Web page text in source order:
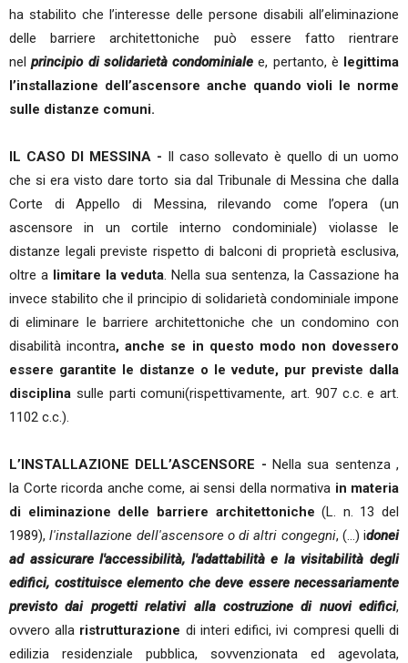
ha stabilito che l’interesse delle persone disabili all’eliminazione
delle barriere architettoniche può essere fatto rientrare
nelprincipio di solidarietà condominiale e, pertanto, è legittima
l’installazione dell’ascensore anche quando violi le norme
sulle distanze comuni.
IL CASO DI MESSINA - Il caso sollevato è quello di un uomo
che si era visto dare torto sia dal Tribunale di Messina che dalla
Corte di Appello di Messina, rilevando come l’opera (un
ascensore in un cortile interno condominiale) violasse le
distanze legali previste rispetto di balconi di proprietà esclusiva,
oltre a limitare la veduta. Nella sua sentenza, la Cassazione ha
invece stabilito che il principio di solidarietà condominiale impone
di eliminare le barriere architettoniche che un condomino con
disabilità incontra, anche se in questo modo non dovessero
essere garantite le distanze o le vedute, pur previste dalla
disciplina sulle parti comuni(rispettivamente, art. 907 c.c. e art.
1102 c.c.).
L’INSTALLAZIONE DELL’ASCENSORE - Nella sua sentenza ,
la Corte ricorda anche come, ai sensi della normativa in materia
di eliminazione delle barriere architettoniche (L. n. 13 del
1989), l'installazione dell'ascensore o di altri congegni, (…) idonei
ad assicurare l'accessibilità, l'adattabilità e la visitabilità degli
edifici, costituisce elemento che deve essere necessariamente
previsto dai progetti relativi alla costruzione di nuovi edifici,
ovvero alla ristrutturazione di interi edifici, ivi compresi quelli di
edilizia residenziale pubblica, sovvenzionata ed agevolata,